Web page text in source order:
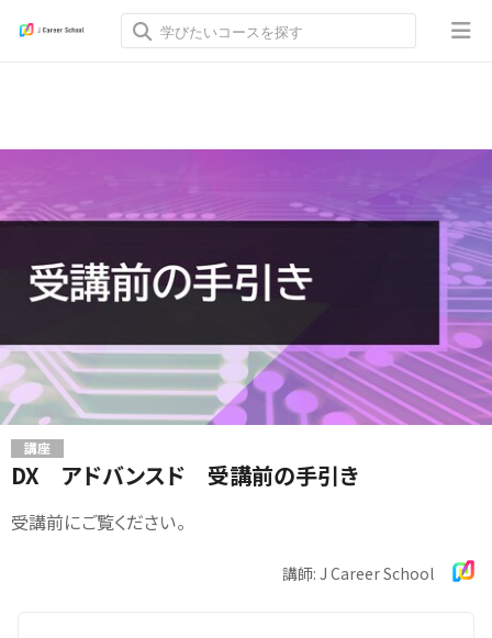
講座
DX アドバンスド 受講前の手引き
受講前にご覧ください。
講師: J Career School